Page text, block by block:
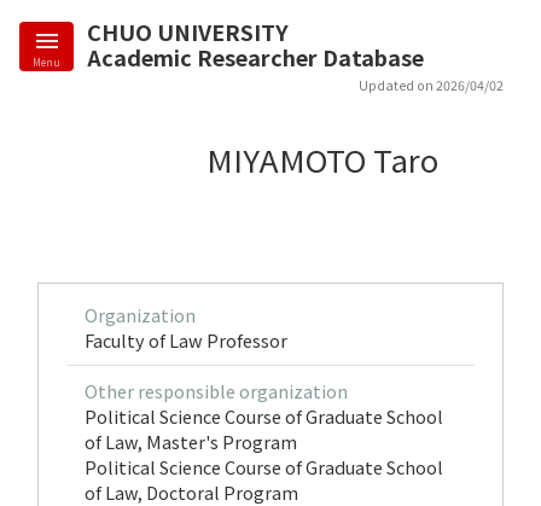
CHUO UNIVERSITY
Academic Researcher Database
Menu
Updated on 2026/04/02
MIYAMOTO Taro
Organization
Faculty of Law Professor
Other responsible organization
Political Science Course of Graduate School
of Law, Master's Program
Political Science Course of Graduate School
of Law, Doctoral Program